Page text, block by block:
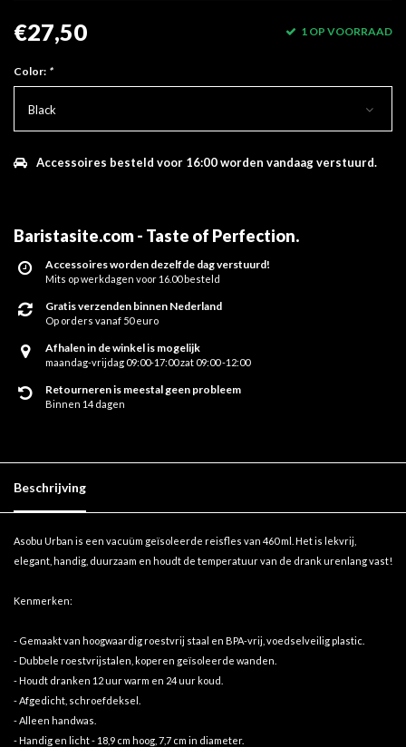
€27,50 1 OP VOORRAAD
Color: *
Black
Accessoires besteld voor 16:00 worden vandaag verstuurd.
Baristasite.com - Taste of Perfection.
Accessoires worden dezelfde dag verstuurd!
Mits op werkdagen voor 16.00 besteld
Gratis verzenden binnen Nederland
Op orders vanaf 50 euro
Afhalen in de winkel is mogelijk
maandag-vrijdag 09:00-17:00 zat 09:00 -12:00
Retourneren is meestal geen probleem
Binnen 14 dagen
Beschrijving
Asobu Urban is een vacuüm geïsoleerde reisfles van 460 ml. Het is lekvrij,
elegant, handig, duurzaam en houdt de temperatuur van de drank urenlang vast!
Kenmerken:
- Gemaakt van hoogwaardig roestvrij staal en BPA-vrij, voedselveilig plastic.
- Dubbele roestvrijstalen, koperen geïsoleerde wanden.
- Houdt dranken 12 uur warm en 24 uur koud.
- Afgedicht, schroefdeksel.
- Alleen handwas.
- Handig en licht - 18,9 cm hoog, 7,7 cm in diameter.